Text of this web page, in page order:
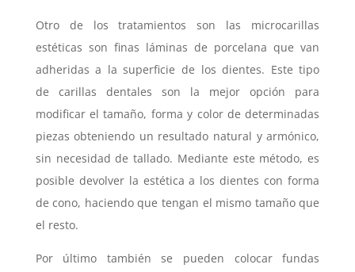
Otro de los tratamientos son las microcarillas
estéticas son finas láminas de porcelana que van
adheridas a la superficie de los dientes. Este tipo
de carillas dentales son la mejor opción para
modificar el tamaño, forma y color de determinadas
piezas obteniendo un resultado natural y armónico,
sin necesidad de tallado. Mediante este método, es
posible devolver la estética a los dientes con forma
de cono, haciendo que tengan el mismo tamaño que
el resto.
Por último también se pueden colocar fundas